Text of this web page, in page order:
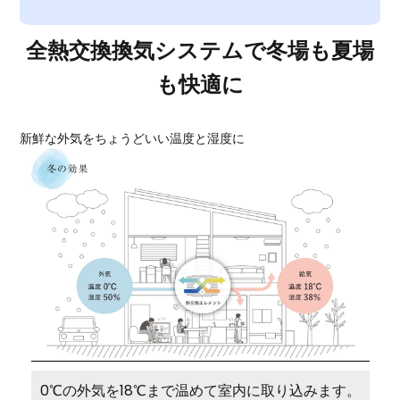
全熱交換換気システムで冬場も夏場
も快適に
新鮮な外気をちょうどいい温度と湿度に
0℃の外気を18℃まで温めて室内に取り込みます。